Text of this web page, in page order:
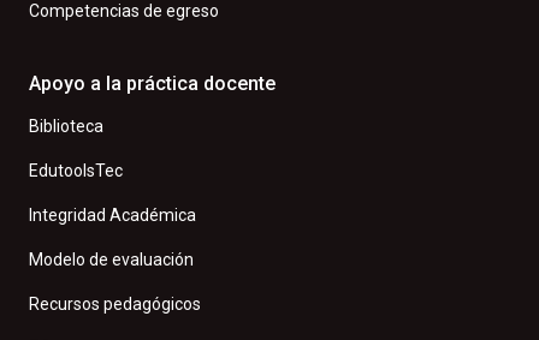
Competencias de egreso
Apoyo a la práctica docente
Biblioteca
EdutoolsTec
Integridad Académica
Modelo de evaluación
Recursos pedagógicos